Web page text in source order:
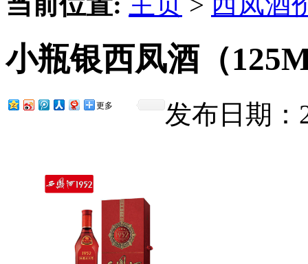
小瓶银西凤酒（
发布日期：
更多